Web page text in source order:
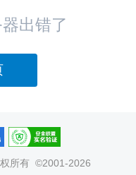
出错了
所有 ©2001-2026